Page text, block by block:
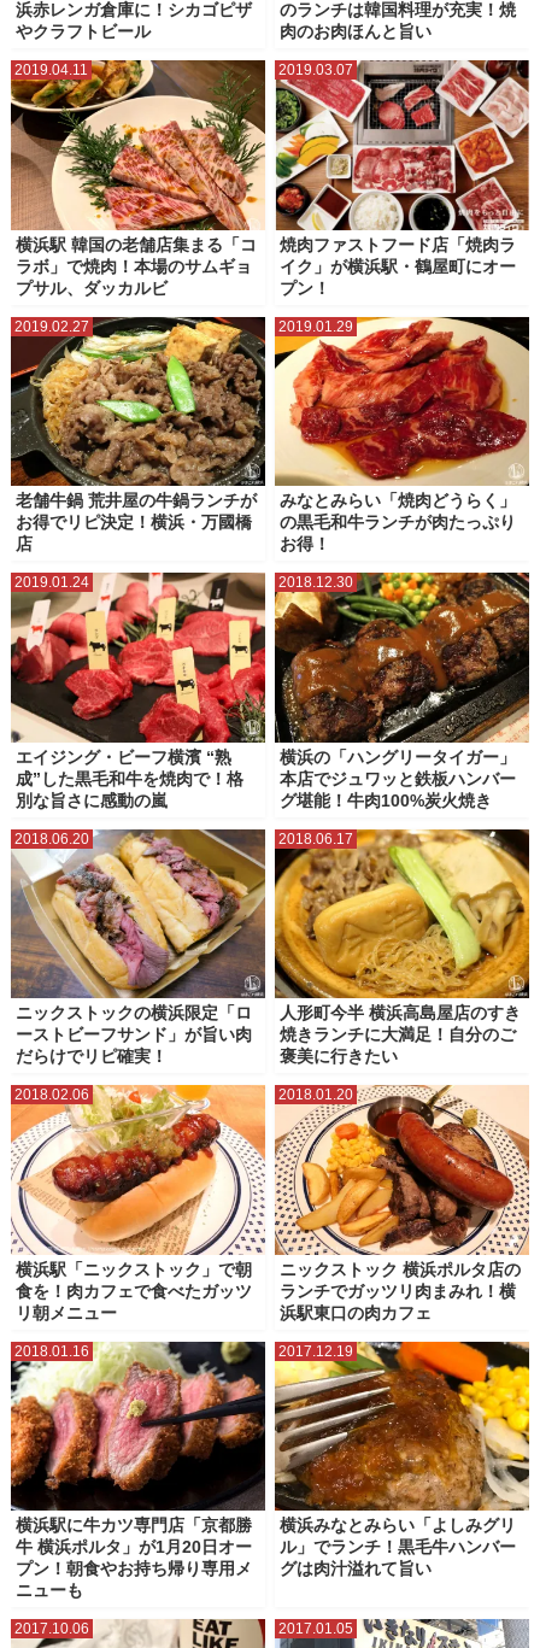
浜赤レンガ倉庫に！シカゴピザ
やクラフトビール
のランチは韓国料理が充実！焼
肉のお肉ほんと旨い
2019.04.11
横浜駅 韓国の老舗店集まる「コ
ラボ」で焼肉！本場のサムギョ
プサル、ダッカルビ
2019.03.07
焼肉ファストフード店「焼肉ラ
イク」が横浜駅・鶴屋町にオー
プン！
2019.02.27
老舗牛鍋 荒井屋の牛鍋ランチが
お得でリピ決定！横浜・万國橋
店
2019.01.29
みなとみらい「焼肉どうらく」
の黒毛和牛ランチが肉たっぷり
お得！
2019.01.24
エイジング・ビーフ横濱 “熟
成”した黒毛和牛を焼肉で！格
別な旨さに感動の嵐
2018.12.30
横浜の「ハングリータイガー」
本店でジュワッと鉄板ハンバー
グ堪能！牛肉100%炭火焼き
2018.06.20
ニックストックの横浜限定「ロ
ーストビーフサンド」が旨い肉
だらけでリピ確実！
2018.06.17
人形町今半 横浜高島屋店のすき
焼きランチに大満足！自分のご
褒美に行きたい
2018.02.06
横浜駅「ニックストック」で朝
食を！肉カフェで食べたガッツ
リ朝メニュー
2018.01.20
ニックストック 横浜ポルタ店の
ランチでガッツリ肉まみれ！横
浜駅東口の肉カフェ
2018.01.16
横浜駅に牛カツ専門店「京都勝
牛 横浜ポルタ」が1月20日オー
プン！朝食やお持ち帰り専用メ
ニューも
2017.12.19
横浜みなとみらい「よしみグリ
ル」でランチ！黒毛牛ハンバー
グは肉汁溢れて旨い
2017.10.06 2017.01.05